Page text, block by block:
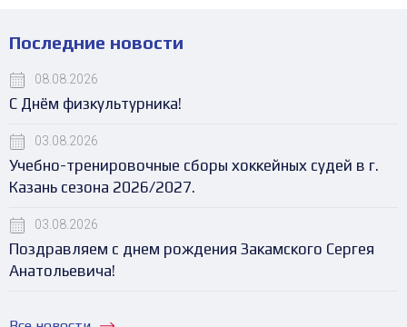
Последние новости
08.08.2026
С Днём физкультурника!
03.08.2026
Учебно-тренировочные сборы хоккейных судей в г.
Казань сезона 2026/2027.
03.08.2026
Поздравляем с днем рождения Закамского Сергея
Анатольевича!